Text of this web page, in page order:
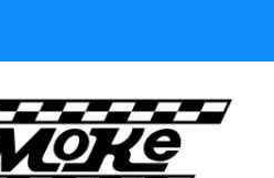
Kangasalan